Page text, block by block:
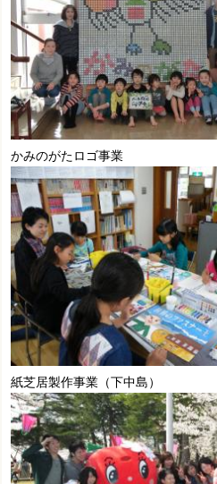
かみのがたロゴ事業
紙芝居製作事業（下中島）